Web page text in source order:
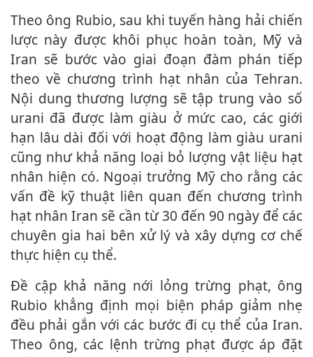
Theo ông Rubio, sau khi tuyến hàng hải chiến
lược này được khôi phục hoàn toàn, Mỹ và
Iran sẽ bước vào giai đoạn đàm phán tiếp
theo về chương trình hạt nhân của Tehran.
Nội dung thương lượng sẽ tập trung vào số
urani đã được làm giàu ở mức cao, các giới
hạn lâu dài đối với hoạt động làm giàu urani
cũng như khả năng loại bỏ lượng vật liệu hạt
nhân hiện có. Ngoại trưởng Mỹ cho rằng các
vấn đề kỹ thuật liên quan đến chương trình
hạt nhân Iran sẽ cần từ 30 đến 90 ngày để các
chuyên gia hai bên xử lý và xây dựng cơ chế
thực hiện cụ thể.
Đề cập khả năng nới lỏng trừng phạt, ông
Rubio khẳng định mọi biện pháp giảm nhẹ
đều phải gắn với các bước đi cụ thể của Iran.
Theo ông, các lệnh trừng phạt được áp đặt